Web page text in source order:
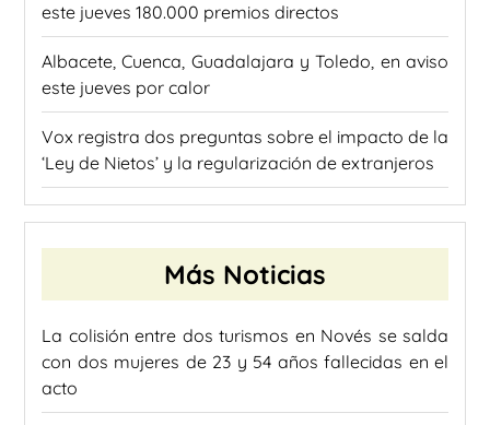
este jueves 180.000 premios directos
Albacete, Cuenca, Guadalajara y Toledo, en aviso
este jueves por calor
Vox registra dos preguntas sobre el impacto de la
‘Ley de Nietos’ y la regularización de extranjeros
Más Noticias
La colisión entre dos turismos en Novés se salda
con dos mujeres de 23 y 54 años fallecidas en el
acto